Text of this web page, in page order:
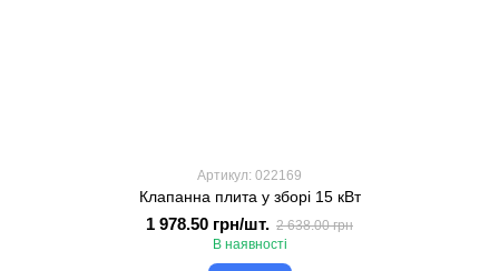
Артикул: 022169
Клапанна плита у зборі 15 кВт
1 978.50 грн/шт. 2 638.00 грн
В наявності